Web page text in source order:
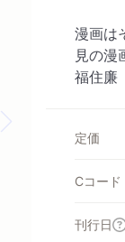
漫画は
見の
福住廉
定価
Cコード
刊行日